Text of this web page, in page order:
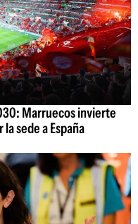
Marruecos invierte
sede a España